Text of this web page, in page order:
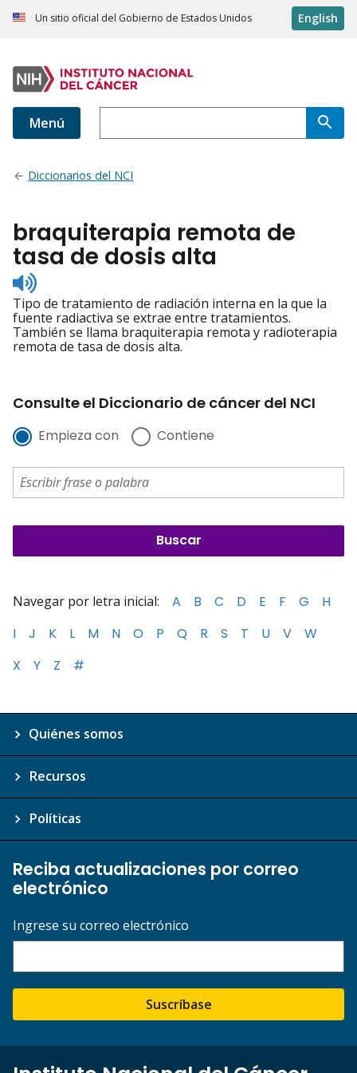
Un sitio oficial del Gobierno de Estados Unidos English
Menú
Diccionarios del NCI
braquiterapia remota de
tasa de dosis alta
Listen
to
pronunciation
Tipo de tratamiento de radiación interna en la que la
fuente radiactiva se extrae entre tratamientos.
También se llama braquiterapia remota y radioterapia
remota de tasa de dosis alta.
Consulte el Diccionario de cáncer del NCI
Empieza con Contiene
Navegar por letra inicial: A B C D E F G
H
I
J K L M N O P Q R S T U V
W
X
Y Z #
Quiénes somos
Recursos
Políticas
Reciba actualizaciones por correo
electrónico
Ingrese su correo electrónico
Suscríbase